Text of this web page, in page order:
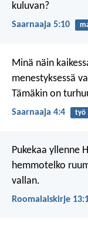
kuluvan?
Saarnaaja 5:10
Minä näin
menestyksessä
Tämäkin on
Saarnaaja 4:4 työ
Pukekaa yllenne
hemmotelko
vallan.
Roomalaiskirje